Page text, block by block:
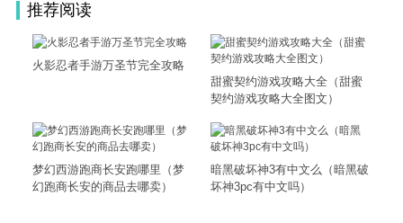
推荐阅读
火影忍者手游万圣节完全攻略
甜蜜契约游戏攻略大全（甜蜜
契约游戏攻略大全图文）
梦幻西游跑商长安跑哪里（梦
幻跑商长安的商品去哪卖）
暗黑破坏神3有中文么（暗黑破
坏神3pc有中文吗）